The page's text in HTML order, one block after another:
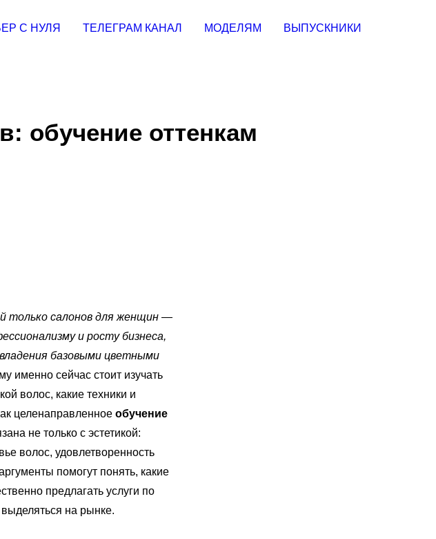
С НУЛЯ ТЕЛЕГРАМ КАНАЛ МОДЕЛЯМ ВЫПУСКНИКИ
обучение оттенкам
только салонов для женщин —
и росту бизнеса,
базовыми цветными
именно сейчас стоит изучать
волос, какие техники и
целенаправленное обучение
не только с эстетикой:
волос, удовлетворенность
помогут понять, какие
предлагать услуги по
на рынке.